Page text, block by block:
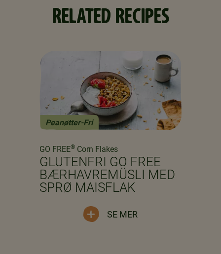
RELATED RECIPES
Peanøtter-Fri
GO FREE® Corn Flakes
GLUTENFRI GO FREE
BÆRHAVREMÜSLI MED
SPRØ MAISFLAK
SE MER